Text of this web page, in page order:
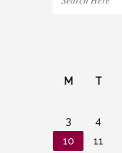
M T
3
4
10
11